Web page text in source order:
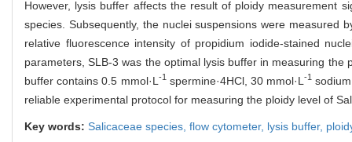
However, lysis buffer affects the result of ploidy measurement
species. Subsequently, the nuclei suspensions were measured
relative fluorescence intensity of propidium iodide-stained
parameters, SLB-3 was the optimal lysis buffer in measuring
buffer contains 0.5 mmol·L -1 spermine·4HCl, 30 mmol·L-1
reliable experimental protocol for measuring the ploidy level of
Key words: Salicaceae species, flow cytometer, lysis buffer,